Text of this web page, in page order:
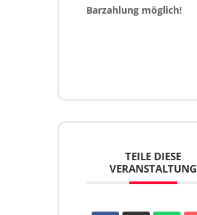
Barzahlung möglich!
TEILE DIESE
VERANSTALTUNG